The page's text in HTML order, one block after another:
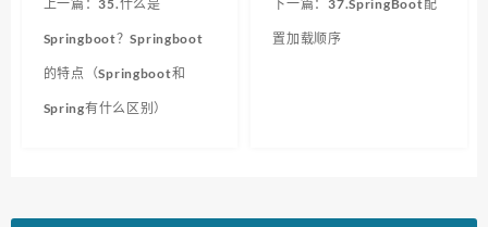
上一篇：35.什么是
Springboot？Springboot
的特点（Springboot和
Spring有什么区别）
下一篇：37.SpringBoot配
置加载顺序